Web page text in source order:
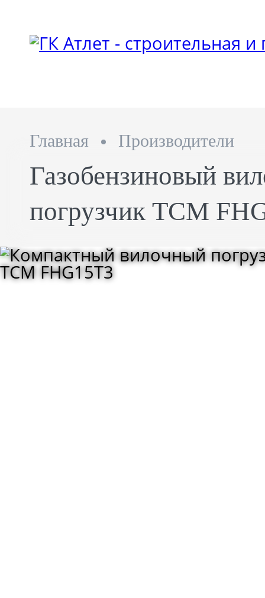
Главная Производители
Газобензиновый
погрузчик TCM